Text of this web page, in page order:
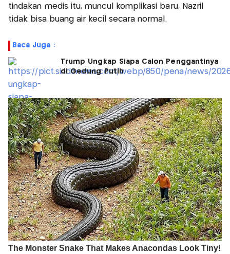
tindakan medis itu, muncul komplikasi baru, Nazril
tidak bisa buang air kecil secara normal.
Baca Juga :
Trump Ungkap Siapa Calon Penggantinya
di Gedung Putih